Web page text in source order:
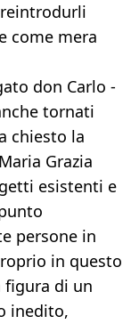
come mera
don Carlo -
tornati
chiesto la
Grazia
esistenti e
persone in
in questo
figura di un
inedito,